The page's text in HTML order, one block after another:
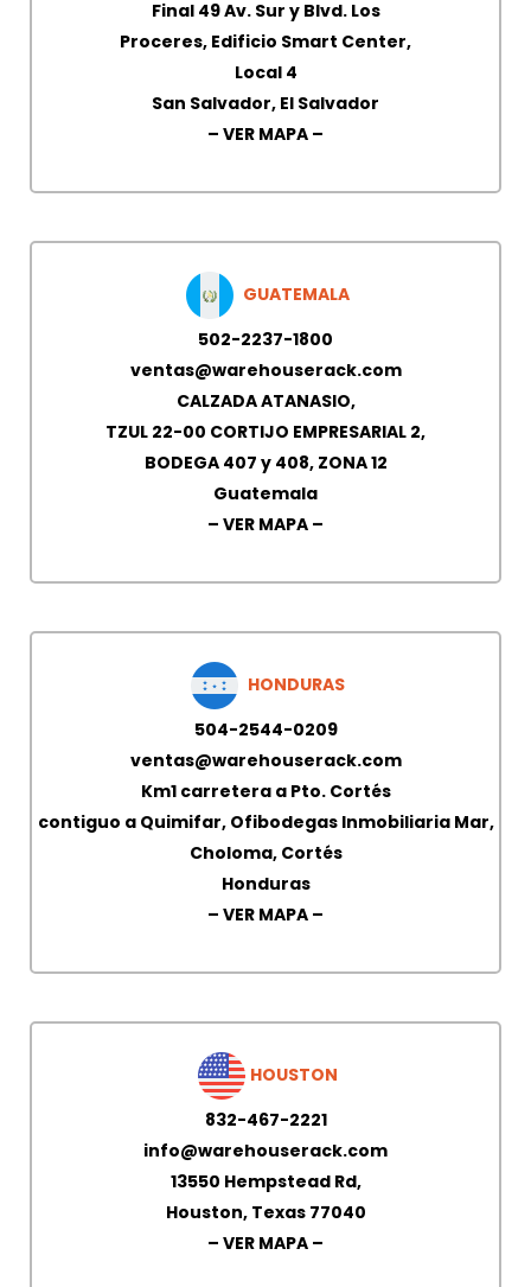
Final 49 Av. Sur y Blvd. Los
Proceres, Edificio Smart Center,
Local 4
San Salvador, El Salvador
– VER MAPA –
GUATEMALA
502-2237-1800
ventas@warehouserack.com
CALZADA ATANASIO,
TZUL 22-00 CORTIJO EMPRESARIAL 2,
BODEGA 407 y 408, ZONA 12
Guatemala
– VER MAPA –
HONDURAS
504-2544-0209
ventas@warehouserack.com
Km1 carretera a Pto. Cortés
contiguo a Quimifar, Ofibodegas Inmobiliaria Mar,
Choloma, Cortés
Honduras
– VER MAPA –
HOUSTON
832-467-2221
info@warehouserack.com
13550 Hempstead Rd,
Houston, Texas 77040
– VER MAPA –